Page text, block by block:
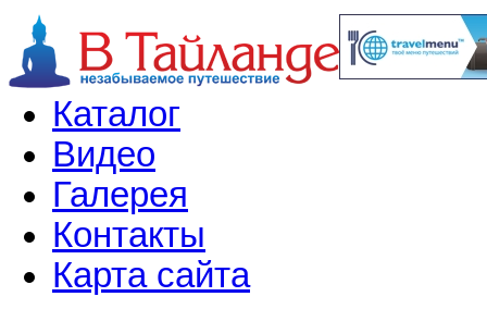
Каталог
Видео
Галерея
Контакты
Карта сайта